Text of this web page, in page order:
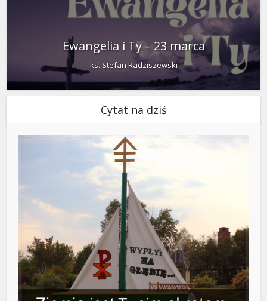
Ewangelia i Ty – 23 marca
ks. Stefan Radziszewski
Cytat na dziś